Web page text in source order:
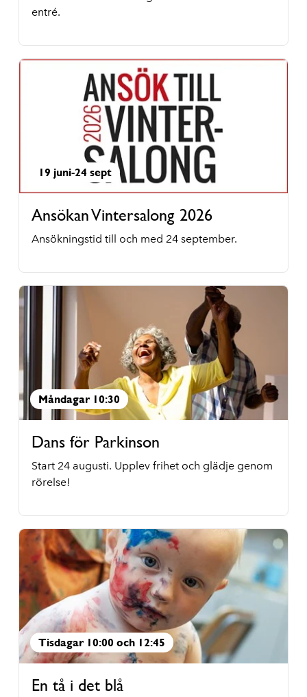
entré.
19 juni-24 sept
Ansökan Vintersalong 2026
Ansökningstid till och med 24 september.
Måndagar 10:30
Dans för Parkinson
Start 24 augusti. Upplev frihet och glädje genom
rörelse!
Tisdagar 10:00 och 12:45
En tå i det blå